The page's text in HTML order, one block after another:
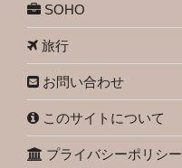
SOHO
旅行
お問い合わせ
このサイトについて
プライバシーポリシー